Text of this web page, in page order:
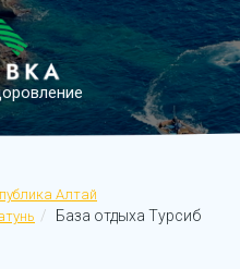
Алтай
База отдыха Турсиб